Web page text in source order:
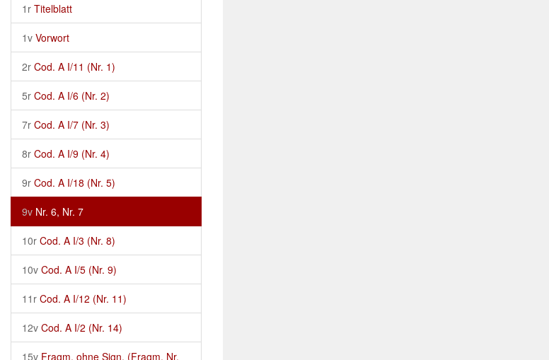
1r Titelblatt
1v Vorwort
2r Cod. A I/11 (Nr. 1)
5r Cod. A I/6 (Nr. 2)
7r Cod. A I/7 (Nr. 3)
8r Cod. A I/9 (Nr. 4)
9r Cod. A I/18 (Nr. 5)
9v Nr. 6, Nr. 7
10r Cod. A I/3 (Nr. 8)
10v Cod. A I/5 (Nr. 9)
11r Cod. A I/12 (Nr. 11)
12v Cod. A I/2 (Nr. 14)
15v Fragm. ohne Sign. (Fragm. Nr.